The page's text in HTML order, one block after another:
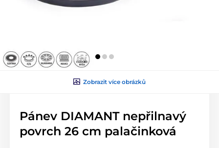
Zobrazit více obrázků
Pánev DIAMANT nepřilnavý
povrch 26 cm palačinková